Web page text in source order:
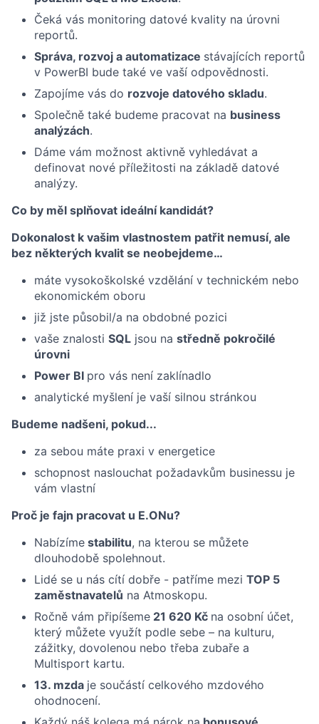
Čeká vás monitoring datové kvality na úrovni
reportů.
Správa, rozvoj a automatizace stávajících reportů
v PowerBI bude také ve vaší odpovědnosti.
Zapojíme vás do rozvoje datového skladu.
Společně také budeme pracovat na business
analýzách.
Dáme vám možnost aktivně vyhledávat a
definovat nové příležitosti na základě datové
analýzy.
Co by měl splňovat ideální kandidát?
Dokonalost k vašim vlastnostem patřit nemusí, ale
bez některých kvalit se neobejdeme…
máte vysokoškolské vzdělání v technickém nebo
ekonomickém oboru
již jste působil/a na obdobné pozici
vaše znalosti SQL jsou na středně pokročilé
úrovni
Power BI pro vás není zaklínadlo
analytické myšlení je vaší silnou stránkou
Budeme nadšeni, pokud...
za sebou máte praxi v energetice
schopnost naslouchat požadavkům businessu je
vám vlastní
Proč je fajn pracovat u E.ONu?
Nabízíme stabilitu, na kterou se můžete
dlouhodobě spolehnout.
Lidé se u nás cítí dobře - patříme mezi TOP 5
zaměstnavatelů na Atmoskopu.
Ročně vám připíšeme 21 620 Kč na osobní účet,
který můžete využít podle sebe – na kulturu,
zážitky, dovolenou nebo třeba zubaře a
Multisport kartu.
13. mzda je součástí celkového mzdového
ohodnocení.